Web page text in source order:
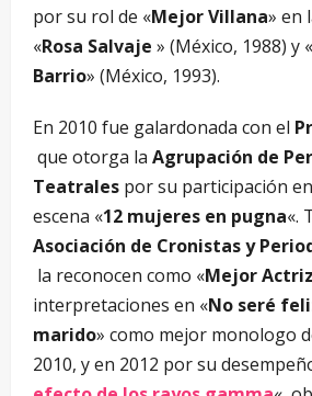
por su rol de «Mejor Villana» en
«Rosa Salvaje » (México, 1988) y «
Barrio» (México, 1993).
En 2010 fue galardonada con el
que otorga la Agrupación de
Teatrales por su participación
escena «12 mujeres en pugna«.
Asociación de Cronistas y
la reconocen como «Mejor Actriz
interpretaciones en «No seré
marido» como mejor monologo
2010, y en 2012 por su